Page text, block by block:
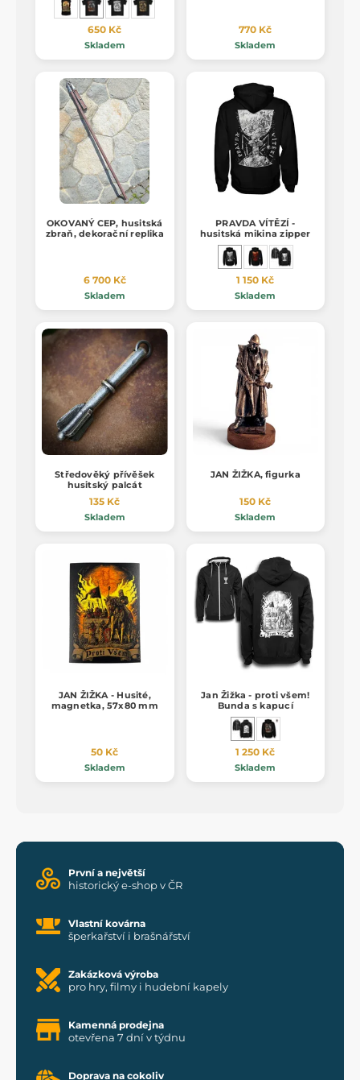
650 Kč
Skladem
770 Kč
Skladem
OKOVANÝ CEP, husitská
zbraň, dekorační replika
6 700 Kč
Skladem
PRAVDA VÍTĚZÍ -
husitská mikina zipper
1 150 Kč
Skladem
Středověký přívěšek
husitský palcát
135 Kč
Skladem
JAN ŽIŽKA, figurka
150 Kč
Skladem
JAN ŽIŽKA - Husité,
magnetka, 57x80 mm
50 Kč
Skladem
Jan Žižka - proti všem!
Bunda s kapucí
1 250 Kč
Skladem
První a největší
historický e-shop v ČR
Vlastní kovárna
šperkařství i brašnářství
Zakázková výroba
pro hry, filmy i hudební kapely
Kamenná prodejna
otevřena 7 dní v týdnu
Doprava na cokoliv